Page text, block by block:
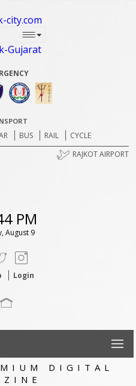
city.com
Gujarat
BUS RAIL CYCLE
RAJKOT AIRPORT
PM
August 9
Login
DIGITAL